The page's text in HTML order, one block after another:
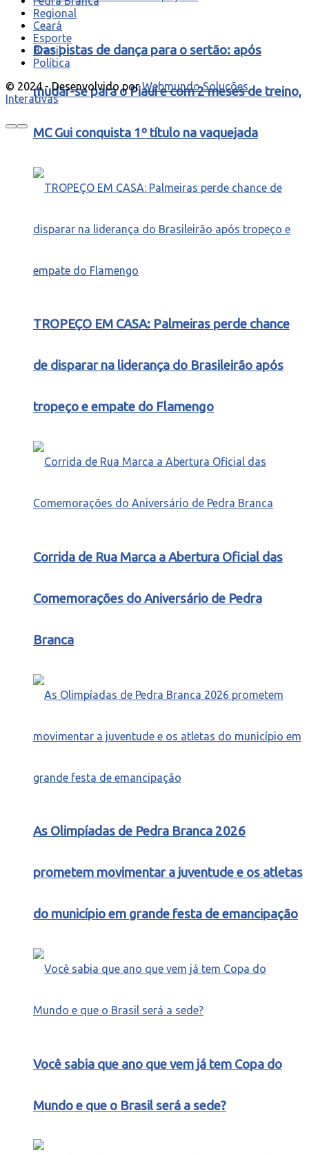
Das pistas de dança para o sertão: após
mudar-se para o Piauí e com 2 meses de treino,
MC Gui conquista 1º título na vaquejada
TROPEÇO EM CASA: Palmeiras perde chance
de disparar na liderança do Brasileirão após
tropeço e empate do Flamengo
Corrida de Rua Marca a Abertura Oficial das
Comemorações do Aniversário de Pedra
Branca
As Olimpíadas de Pedra Branca 2026
prometem movimentar a juventude e os atletas
do município em grande festa de emancipação
Você sabia que ano que vem já tem Copa do
Mundo e que o Brasil será a sede?
Regional
Ceará
Esporte
Brasil
Política
© 2024 - Desenvolvido porWebmundo Soluções
Interativas